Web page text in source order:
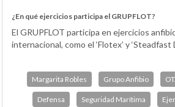
¿En qué ejercicios participa el GRUPFLOT?
El GRUPFLOT participa en ejercicios
internacional, como el ‘Flotex’ y ‘Steadfast
Margarita Robles Grupo Anfibio
Defensa Seguridad Marítima